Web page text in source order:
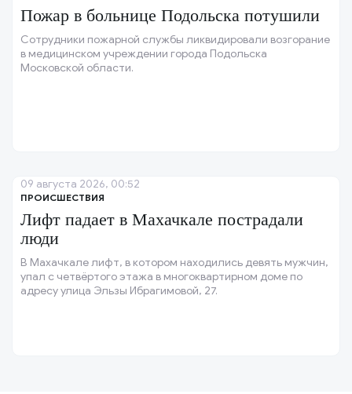
Пожар в больнице Подольска потушили
Сотрудники пожарной службы ликвидировали возгорание
в медицинском учреждении города Подольска
Московской области.
ПРОИСШЕСТВИЯ
Лифт падает в Махачкале пострадали
люди
В Махачкале лифт, в котором находились девять мужчин,
упал с четвёртого этажа в многоквартирном доме по
адресу улица Эльзы Ибрагимовой, 27.
09 августа 2026, 00:52